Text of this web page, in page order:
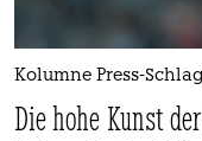
Kolumne Press-
Die hohe Kunst